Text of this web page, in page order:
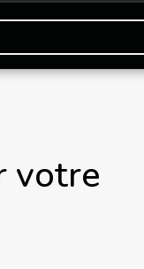
votre